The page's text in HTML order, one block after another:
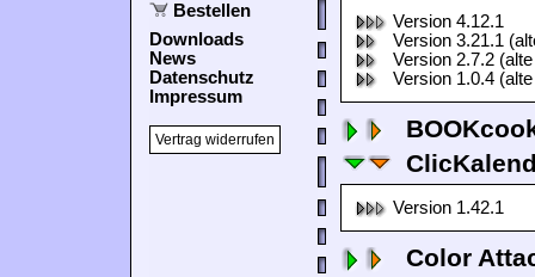
Bestellen
Downloads
News
Datenschutz
Impressum
Vertrag widerrufen
Version 4.12.1
Version 3.21.1
Version 2.7.2
Version 1.0.4
Version 1.42.1
Color